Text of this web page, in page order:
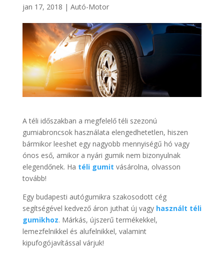
jan 17, 2018 | Autó-Motor
A téli időszakban a megfelelő téli szezonú
gumiabroncsok használata elengedhetetlen, hiszen
bármikor leeshet egy nagyobb mennyiségű hó vagy
ónos eső, amikor a nyári gumik nem bizonyulnak
elegendőnek. Ha téli gumit vásárolna, olvasson
tovább!
Egy budapesti autógumikra szakosodott cég
segítségével kedvező áron juthat új vagy használt téli
gumikhoz. Márkás, újszerű termékekkel,
lemezfelnikkel és alufelnikkel, valamint
kipufogójavítással várjuk!